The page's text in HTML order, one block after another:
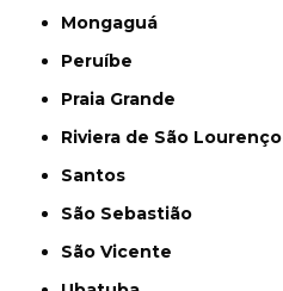
Mongaguá
Peruíbe
Praia Grande
Riviera de São Lourenço
Santos
São Sebastião
São Vicente